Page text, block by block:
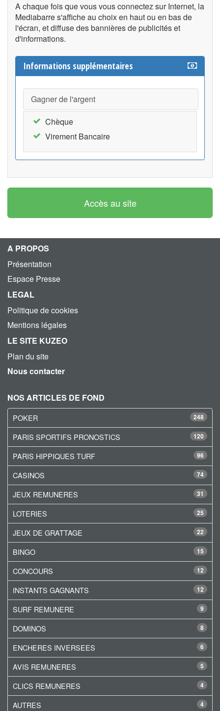
A chaque fois que vous vous connectez sur Internet, la
Mediabarre s'affiche au choix en haut ou en bas de
l'écran, et diffuse des bannières de publicités et
d'informations.
Informations supplémentaires
Gagner de l'argent
Chèque
Virement Bancaire
Accès au site
A PROPOS
Présentation
Espace Presse
LEGAL
Politique de cookies
Mentions légales
LE SITE KUZEO
Plan du site
Nous contacter
NOS ARTICLES DE FOND
248
POKER
120
PARIS SPORTIFS PRONOSTICS
96
PARIS HIPPIQUES TURF
74
CASINOS
31
JEUX REMUNERES
25
LOTERIES
22
JEUX DE GRATTAGE
15
BINGO
12
CONCOURS
12
INSTANTS GAGNANTS
9
SURF REMUNERE
8
DOMINOS
6
ENCHERES INVERSEES
5
AVIS REMUNERES
4
CLICS REMUNERES
4
AUTRES